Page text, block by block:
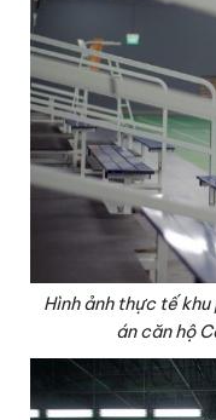
Hình ảnh thực tế
án căn hộ